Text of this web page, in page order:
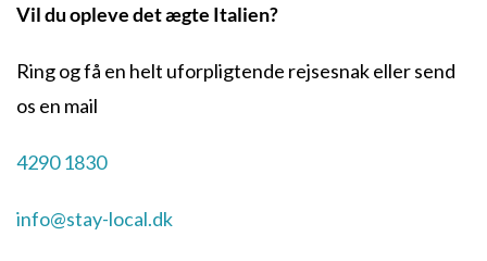
Vil du opleve det ægte Italien?
Ring og få en helt uforpligtende rejsesnak eller send
os en mail
4290 1830
info@stay-local.dk